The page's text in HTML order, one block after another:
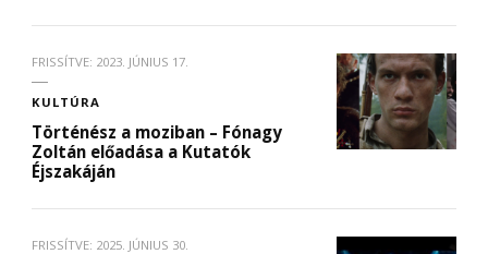
FRISSÍTVE: 2023. JÚNIUS 17.
KULTÚRA
Történész a moziban – Fónagy
Zoltán előadása a Kutatók
Éjszakáján
FRISSÍTVE: 2025. JÚNIUS 30.